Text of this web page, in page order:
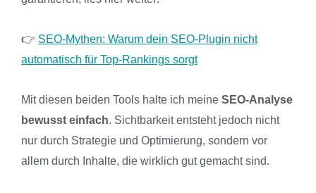
👉 SEO-Mythen: Warum dein SEO-Plugin nicht
automatisch für Top-Rankings sorgt
Mit diesen beiden Tools halte ich meine SEO-Analyse
bewusst einfach. Sichtbarkeit entsteht jedoch nicht
nur durch Strategie und Optimierung, sondern vor
allem durch Inhalte, die wirklich gut gemacht sind.